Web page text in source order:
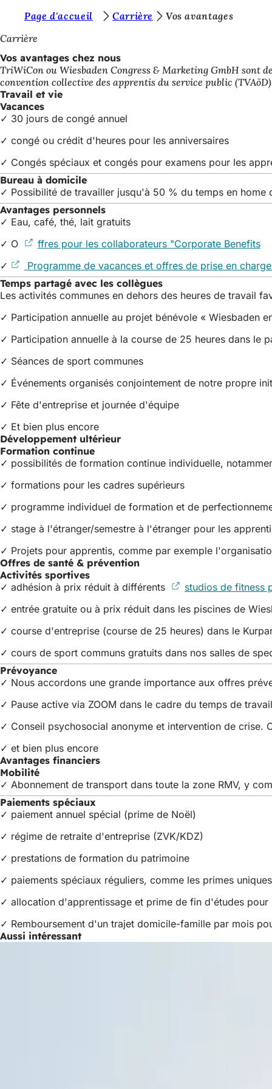
Accéder au contenu
o
u
s
ê
t
i
c
i
:
Page d'accueil Carrière
Vos avantages
Carrière
Vos avantages chez nous
TriWiCon ou Wiesbaden Congress & Marketing GmbH sont
convention collective des apprentis du service public
Travail et vie
Vacances
✓ 30 jours de congé annuel
✓ congé ou crédit d'heures pour les anniversaires
✓ Congés spéciaux et congés pour examens pour les
Bureau à domicile
✓ Possibilité de travailler jusqu'à 50 % du temps en
Avantages personnels
✓ Eau, café, thé, lait gratuits
✓ O
ffres pour les collaborateurs "Corporate Benefits
un
✓
Programme de vacances et offres de prise en
Temps partagé avec les collègues
Les activités communes en dehors des heures de travail
✓ Participation annuelle au projet bénévole « Wiesbaden
✓ Participation annuelle à la course de 25 heures dans le
✓ Séances de sport communes
✓ Événements organisés conjointement de notre propre
✓ Fête d'entreprise et journée d'équipe
✓ Et bien plus encore
Développement ultérieur
Formation continue
✓ possibilités de formation continue individuelle,
✓ formations pour les cadres supérieurs
✓ programme individuel de formation et de
✓ stage à l'étranger/semestre à l'étranger pour les
✓ Projets pour apprentis, comme par exemple
Offres de santé & prévention
Activités sportives
✓ adhésion à prix réduit à différents
studios de fitness
✓ entrée gratuite ou à prix réduit dans les piscines de
✓ course d'entreprise (course de 25 heures) dans le
✓ cours de sport communs gratuits dans nos salles de
Prévoyance
✓ Nous accordons une grande importance aux offres
✓ Pause active via ZOOM dans le cadre du temps de
✓ Conseil psychosocial anonyme et intervention de
✓ et bien plus encore
Avantages financiers
Mobilité
✓ Abonnement de transport dans toute la zone RMV, y
Paiements spéciaux
✓ paiement annuel spécial (prime de Noël)
✓ régime de retraite d'entreprise (ZVK/KDZ)
✓ prestations de formation du patrimoine
✓ paiements spéciaux réguliers, comme les primes uniques
✓ allocation d'apprentissage et prime de fin d'études pour
✓ Remboursement d'un trajet domicile-famille par mois
Aussi intéressant